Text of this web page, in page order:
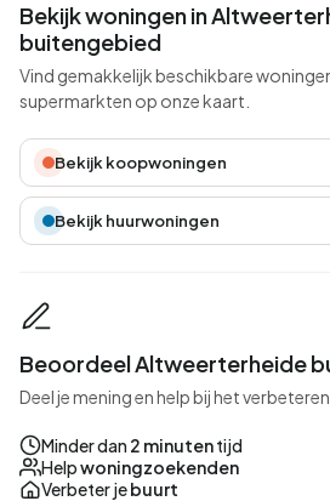
Bekijk woningen in
buitengebied
Vind gemakkelijk beschikbare
supermarkten op onze kaart.
Bekijk koopwoningen
Bekijk huurwoningen
Beoordeel Altweerterheide
Deel je mening en help bij het
Minder dan 2 minutentijd
Helpwoningzoekenden
Verbeter jebuurt